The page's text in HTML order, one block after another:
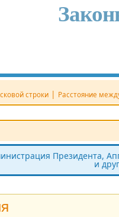
строки | Расстояние
без текста
Президента,
и